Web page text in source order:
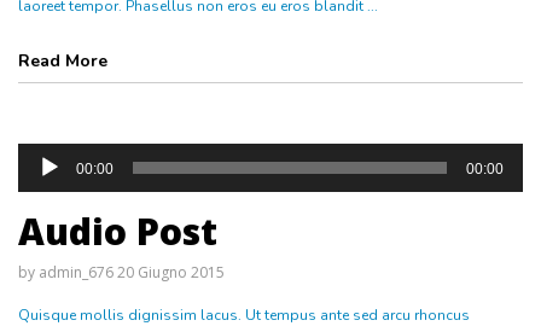
laoreet tempor. Phasellus non eros eu eros blandit ...
Read More
00:00 00:00
Audio Post
by admin_67620 Giugno 2015
Quisque mollis dignissim lacus. Ut tempus ante sed arcu rhoncus